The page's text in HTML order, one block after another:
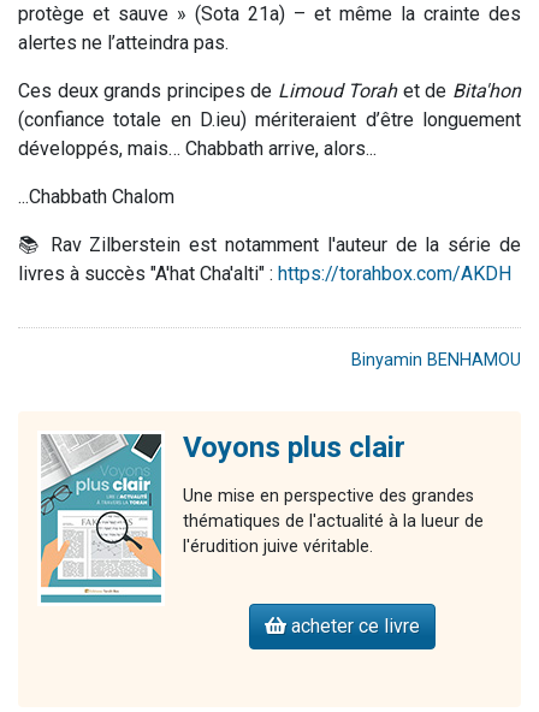
protège et sauve » (Sota 21a) – et même la crainte des
alertes ne l’atteindra pas.
Ces deux grands principes de Limoud Torahet de Bita'hon
(confiance totale en D.ieu) mériteraient d’être longuement
développés, mais… Chabbath arrive, alors...
...Chabbath Chalom
📚 Rav Zilberstein est notamment l'auteur de la série de
livres à succès "A'hat Cha'alti" : https://torahbox.com/AKDH
Binyamin BENHAMOU
Voyons plus clair
Une mise en perspective des grandes
thématiques de l'actualité à la lueur de
l'érudition juive véritable.
acheter ce livre